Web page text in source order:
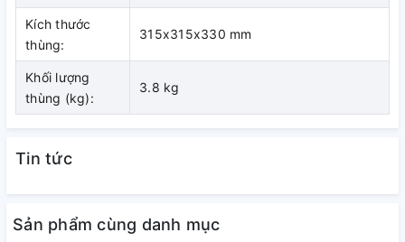
Kích thước
thùng:
315x315x330 mm
Khối lượng
thùng (kg):
3.8 kg
Tin tức
Sản phẩm cùng danh mục